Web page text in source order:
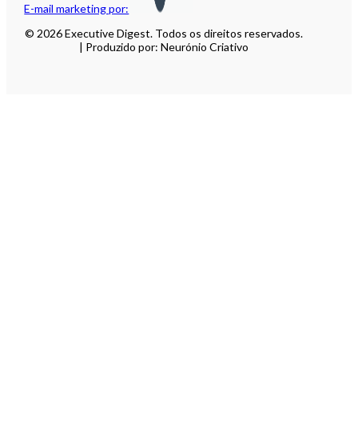
E-mail marketing por:
© 2026 Executive Digest. Todos os direitos reservados.
| Produzido por: Neurónio Criativo